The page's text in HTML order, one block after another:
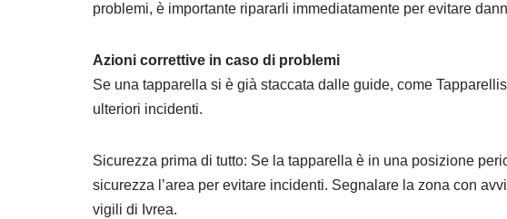
problemi, è importante ripararli immediatamente per evitare
Azioni correttive in caso di problemi
Se una tapparella si è già staccata dalle guide, come
ulteriori incidenti.
Sicurezza prima di tutto: Se la tapparella è in una posizione
sicurezza l’area per evitare incidenti. Segnalare la zona con
vigili di Ivrea.